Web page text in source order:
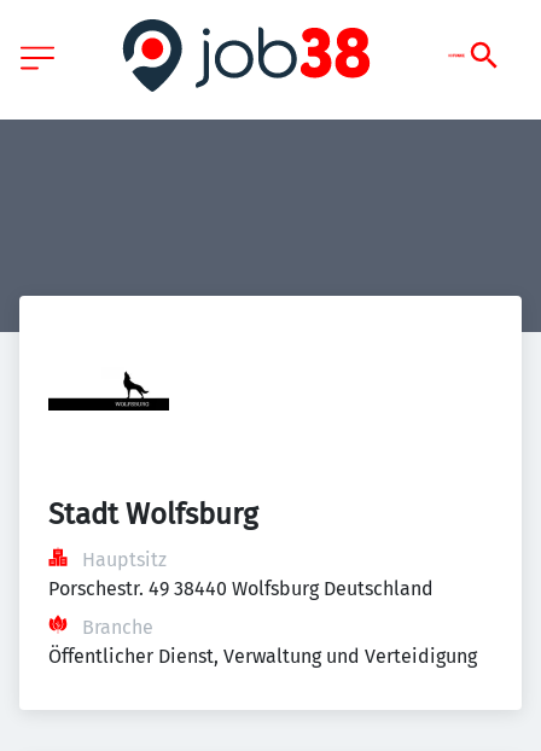
Stadt Wolfsburg
Hauptsitz
Porschestr. 49 38440 Wolfsburg Deutschland
Branche
Öffentlicher Dienst, Verwaltung und Verteidigung